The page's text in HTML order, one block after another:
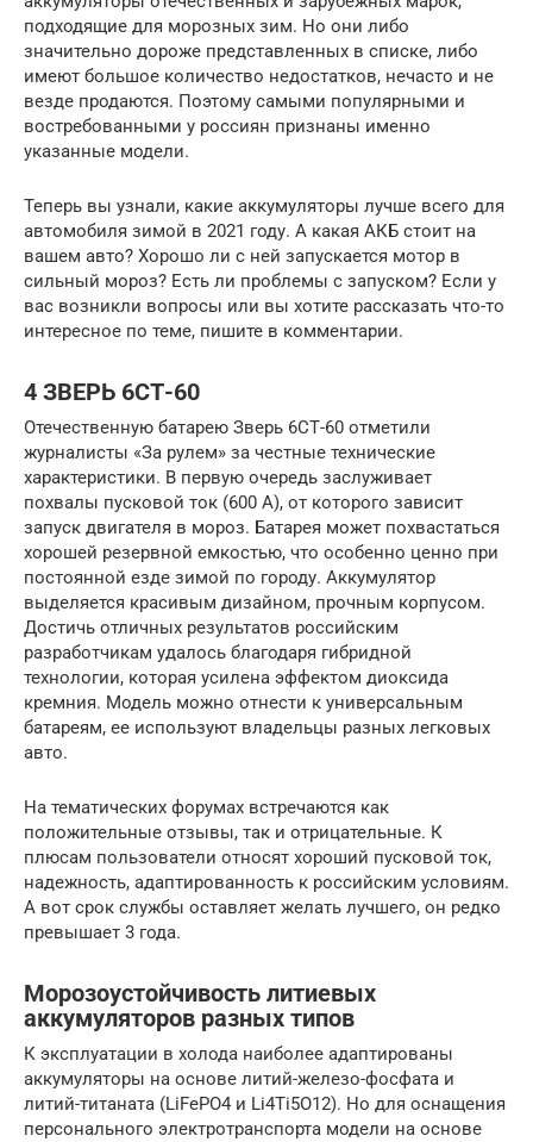
подходящие для морозных зим. Но они либо
значительно дороже представленных в списке, либо
имеют большое количество недостатков, нечасто и не
везде продаются. Поэтому самыми популярными и
востребованными у россиян признаны именно
указанные модели.
Теперь вы узнали, какие аккумуляторы лучше всего для
автомобиля зимой в 2021 году. А какая АКБ стоит на
вашем авто? Хорошо ли с ней запускается мотор в
сильный мороз? Есть ли проблемы с запуском? Если у
вас возникли вопросы или вы хотите рассказать что-то
интересное по теме, пишите в комментарии.
4 ЗВЕРЬ 6СТ-60
Отечественную батарею Зверь 6СТ-60 отметили
журналисты «За рулем» за честные технические
характеристики. В первую очередь заслуживает
похвалы пусковой ток (600 А), от которого зависит
запуск двигателя в мороз. Батарея может похвастаться
хорошей резервной емкостью, что особенно ценно при
постоянной езде зимой по городу. Аккумулятор
выделяется красивым дизайном, прочным корпусом.
Достичь отличных результатов российским
разработчикам удалось благодаря гибридной
технологии, которая усилена эффектом диоксида
кремния. Модель можно отнести к универсальным
батареям, ее используют владельцы разных легковых
авто.
На тематических форумах встречаются как
положительные отзывы, так и отрицательные. К
плюсам пользователи относят хороший пусковой ток,
надежность, адаптированность к российским условиям.
А вот срок службы оставляет желать лучшего, он редко
превышает 3 года.
Морозоустойчивость литиевых
аккумуляторов разных типов
​К эксплуатации в холода наиболее адаптированы
аккумуляторы на основе литий-железо-фосфата и
литий-титаната (LiFePO4 и Li4Ti5O12). Но для оснащения
персонального электротранспорта модели на основе